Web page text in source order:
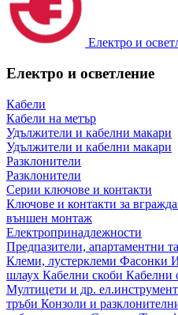
Електро и
Електро и осветление
Кабели
Кабели на метър
Удължители и кабелни макари
Удължители и кабелни макари
Разклонители
Разклонители
Серии ключове и контакти
Ключове и контакти за
външен монтаж
Електропринадлежности
Предпазители, апартаментни
Клеми, лустерклеми Фасонки
шлаух Кабелни скоби Кабелни
Мултицети и др.
тръби Конзоли и